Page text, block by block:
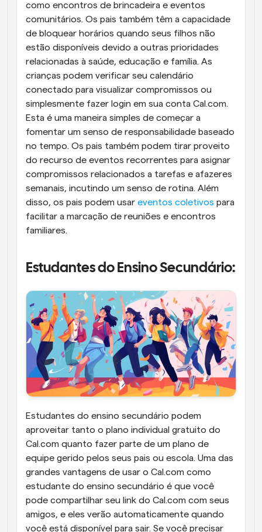
como encontros de brincadeira e eventos
comunitários. Os pais também têm a capacidade
de bloquear horários quando seus filhos não
estão disponíveis devido a outras prioridades
relacionadas à saúde, educação e família. As
crianças podem verificar seu calendário
conectado para visualizar compromissos ou
simplesmente fazer login em sua conta Cal.com.
Esta é uma maneira simples de começar a
fomentar um senso de responsabilidade baseado
no tempo. Os pais também podem tirar proveito
do recurso de eventos recorrentes para asignar
compromissos relacionados a tarefas e afazeres
semanais, incutindo um senso de rotina. Além
disso, os pais podem usar eventos coletivos para
facilitar a marcação de reuniões e encontros
familiares.
Estudantes do Ensino Secundário:
Estudantes do ensino secundário podem
aproveitar tanto o plano individual gratuito do
Cal.com quanto fazer parte de um plano de
equipe gerido pelos seus pais ou escola. Uma das
grandes vantagens de usar o Cal.com como
estudante do ensino secundário é que você
pode compartilhar seu link do Cal.com com seus
amigos, e eles verão automaticamente quando
você está disponível para sair. Se você precisar